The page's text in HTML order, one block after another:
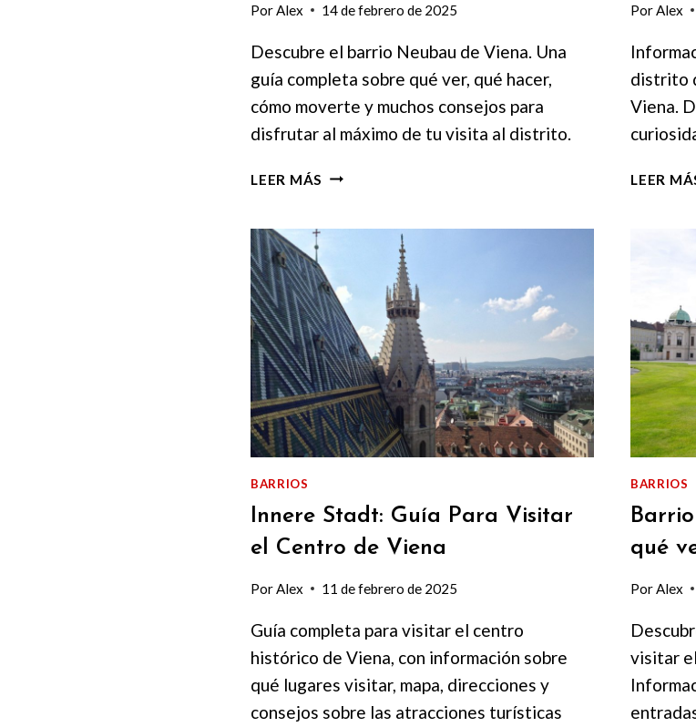
Por Alex 14 de febrero de 2025
Descubre el barrio Neubau de Viena. Una
guía completa sobre qué ver, qué hacer,
cómo moverte y muchos consejos para
disfrutar al máximo de tu visita al distrito.
LEER MÁS BARRIO
VER,
CONSEJOS
Y
GUÍA
2025
Por Alex
distrito
Viena.
LEER
BARRIOS
Innere Stadt: Guía Para Visitar
el Centro de Viena
PorAlex 11 de febrero de 2025
Guía completa para visitar el centro
histórico de Viena, con información sobre
qué lugares visitar, mapa, direcciones y
consejos sobre las atracciones turísticas
BARRIOS
qué
PorAlex
visitar